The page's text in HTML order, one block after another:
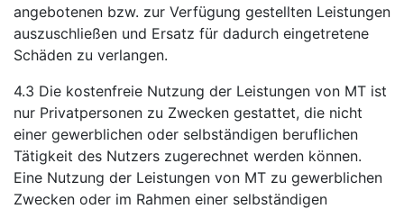
angebotenen bzw. zur Verfügung gestellten Leistungen
auszuschließen und Ersatz für dadurch eingetretene
Schäden zu verlangen.
4.3 Die kostenfreie Nutzung der Leistungen von MT ist
nur Privatpersonen zu Zwecken gestattet, die nicht
einer gewerblichen oder selbständigen beruflichen
Tätigkeit des Nutzers zugerechnet werden können.
Eine Nutzung der Leistungen von MT zu gewerblichen
Zwecken oder im Rahmen einer selbständigen